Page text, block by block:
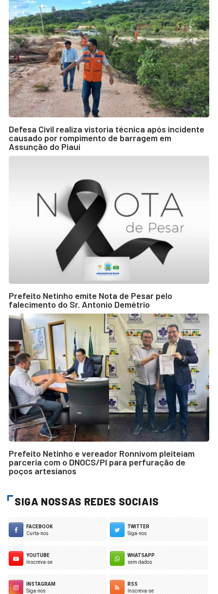
Defesa Civil realiza vistoria técnica após incidente
causado por rompimento de barragem em
Assunção do Piauí
Prefeito Netinho emite Nota de Pesar pelo
falecimento do Sr. Antonio Demétrio
Prefeito Netinho e vereador Ronnivom pleiteiam
parceria com o DNOCS/PI para perfuração de
poços artesianos
SIGA NOSSAS REDES SOCIAIS
FACEBOOK
Curta-nos
TWITTER
Siga-nos
YOUTUBE
Inscreva-se
WHATSAPP
sem dados
INSTAGRAM
Siga-nos
RSS
Inscreva-se